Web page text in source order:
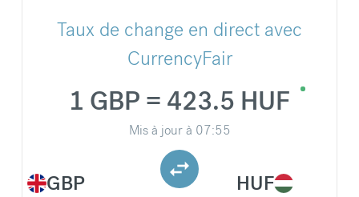
Taux de change en direct avec
CurrencyFair
GBP
1 GBP = 423.5 HUF
Mis à jour à 07:55
HUF